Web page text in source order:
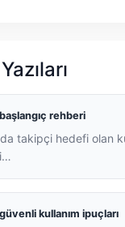
rehberi
takipçi hedefi olan
kullanım ipuçları